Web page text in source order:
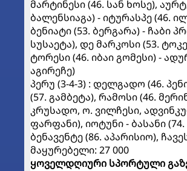
მარტინესი (46. სან ხოსე),
ბალენსიაგა) - იტურასპე (46.
ბენიატი (53. ბერგარა) - ჩაბი
სუსაეტა), დე მარკოსი (53.
ტორესი (46. იბაი გომესი) -
აგირეჩე)
პერუ (3-4-3) : დელგადო (46.
(57. გამბეტა), რამოსი (46.
კრუსადო, ო. ვილჩესი,
ფარფანი), იოტუნი - ბასანი (74.
ბენავენტე (86. აპარისიო),
მაყურებელი: 27 000
ყოველდღიური სპორტული